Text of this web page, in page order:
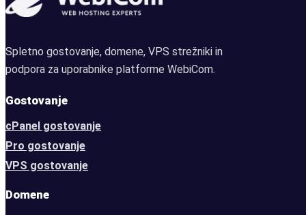
Spletno gostovanje, domene, VPS strežniki in
podpora za uporabnike platforme WebiCom.
Gostovanje
cPanel gostovanje
Pro gostovanje
VPS gostovanje
Domene